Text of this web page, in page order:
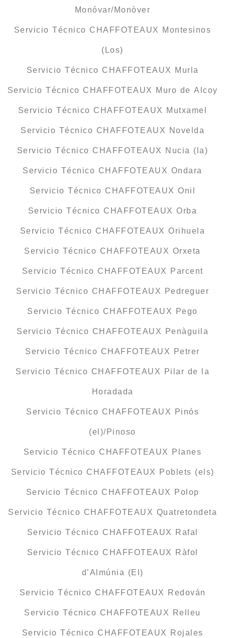
Monóvar/Monòver
Servicio Técnico CHAFFOTEAUX Montesinos
(Los)
Servicio Técnico CHAFFOTEAUX Murla
Servicio Técnico CHAFFOTEAUX Muro de Alcoy
Servicio Técnico CHAFFOTEAUX Mutxamel
Servicio Técnico CHAFFOTEAUX Novelda
Servicio Técnico CHAFFOTEAUX Nucia (la)
Servicio Técnico CHAFFOTEAUX Ondara
Servicio Técnico CHAFFOTEAUX Onil
Servicio Técnico CHAFFOTEAUX Orba
Servicio Técnico CHAFFOTEAUX Orihuela
Servicio Técnico CHAFFOTEAUX Orxeta
Servicio Técnico CHAFFOTEAUX Parcent
Servicio Técnico CHAFFOTEAUX Pedreguer
Servicio Técnico CHAFFOTEAUX Pego
Servicio Técnico CHAFFOTEAUX Penàguila
Servicio Técnico CHAFFOTEAUX Petrer
Servicio Técnico CHAFFOTEAUX Pilar de la
Horadada
Servicio Técnico CHAFFOTEAUX Pinós
(el)/Pinoso
Servicio Técnico CHAFFOTEAUX Planes
Servicio Técnico CHAFFOTEAUX Poblets (els)
Servicio Técnico CHAFFOTEAUX Polop
Servicio Técnico CHAFFOTEAUX Quatretondeta
Servicio Técnico CHAFFOTEAUX Rafal
Servicio Técnico CHAFFOTEAUX Ràfol
d’Almúnia (El)
Servicio Técnico CHAFFOTEAUX Redován
Servicio Técnico CHAFFOTEAUX Relleu
Servicio Técnico CHAFFOTEAUX Rojales